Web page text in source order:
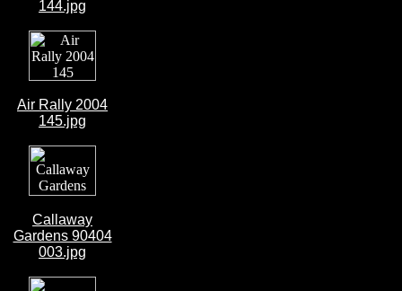
144.jpg
Air Rally 2004
145.jpg
Callaway
Gardens 90404
003.jpg